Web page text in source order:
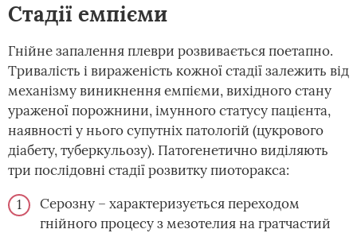
Стадії емпієми
Гнійне запалення плеври розвивається поетапно.
Тривалість і вираженість кожної стадії залежить від
механізму виникнення емпієми, вихідного стану
ураженої порожнини, імунного статусу пацієнта,
наявності у нього супутніх патологій (цукрового
діабету, туберкульозу). Патогенетично виділяють
три послідовні стадії розвитку пиоторакса:
Серозну – характеризується переходом
гнійного процесу з мезотелия на гратчастий